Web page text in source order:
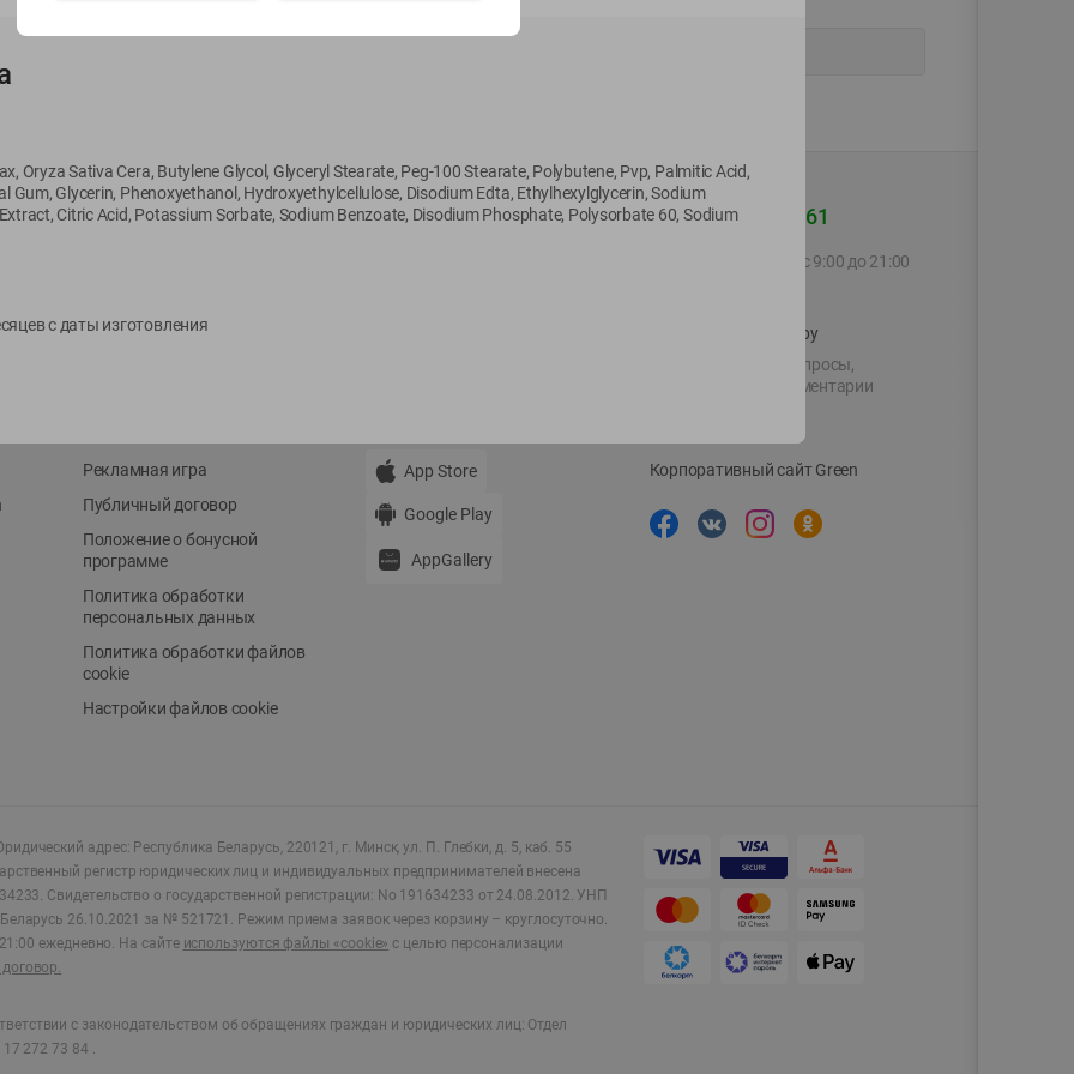
О сервисе
Возврат товара
Рекламная игра
Публичный договор
Положение о бонусной
программе
Политика обработки
персональных данных
Политика обработки файлов
cookie
Настройки файлов cookie
Мой Green
App Store
Google Play
AppGallery
+375 44 560-60-61
Call-центр работает с 9:00 до 21:00
shop@green-market.by
Пишите нам свои вопросы,
предложения и комментарии
Корпоративный сайт Green
адрес: Республика Беларусь, 220121, г. Минск, ул. П. Глебки, д. 5, каб. 55
регистр юридических лиц и индивидуальных предпринимателей внесена
Свидетельство о государственной регистрации: No 191634233 от 24.08.2012. УНП
26.10.2021 за № 521721. Режим приема заявок через корзину – круглосуточно.
ежедневно. На сайте используются файлы «cookie» с целью персонализации
с законодательством об обращениях граждан и юридических лиц: Отдел
272 73 84 .
Oryza Sativa Cera, Butylene Glycol, Glyceryl Stearate, Peg-100 Stearate, Polybutene, Pvp, Palmitic Acid,
Gum, Glycerin, Phenoxyethanol, Hydroxyethylcellulose, Disodium Edta, Ethylhexylglycerin, Sodium
Citric Acid, Potassium Sorbate, Sodium Benzoate, Disodium Phosphate, Polysorbate 60, Sodium
с даты изготовления